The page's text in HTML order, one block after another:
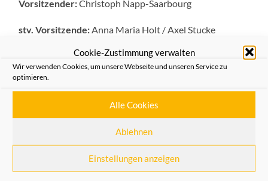
Cookie-Zustimmung verwalten
Wir verwenden Cookies, um unsere Webseite und unseren Service zu
optimieren.
Alle Cookies
Ablehnen
Einstellungen anzeigen
Vorsitzender:Christoph Napp-Saarbourg
stv. Vorsitzende: Anna Maria Holt / Axel Stucke
Schatzmeister:Stephan Meiser
Schriftführer:
Maximilian Weiß